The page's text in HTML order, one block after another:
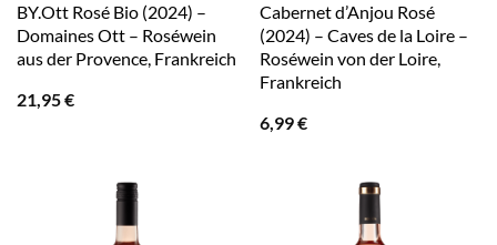
BY.Ott Rosé Bio (2024) –
Domaines Ott – Roséwein
aus der Provence, Frankreich
21,95€
Cabernet d’Anjou Rosé
(2024) – Caves de la Loire –
Roséwein von der Loire,
Frankreich
6,99€